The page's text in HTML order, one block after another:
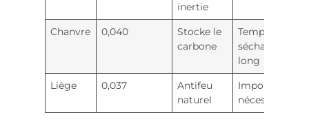
inertie
Chanvre 0,040
Stocke le
carbone
Temps de
séchage
long
Liège
0,037
Antifeu
naturel
Importation
nécessaire